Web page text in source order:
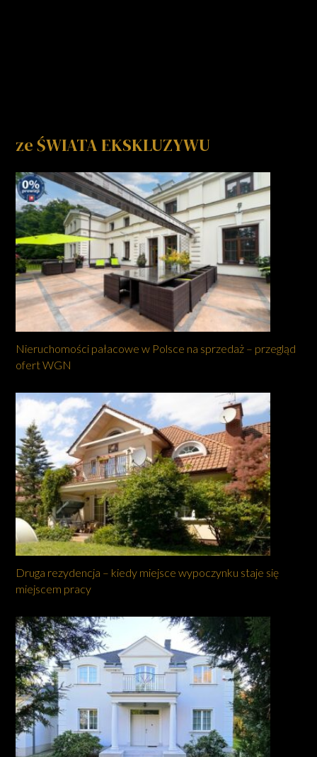
ze ŚWIATA EKSKLUZYWU
Nieruchomości pałacowe w Polsce na sprzedaż – przegląd
ofert WGN
Druga rezydencja – kiedy miejsce wypoczynku staje się
miejscem pracy